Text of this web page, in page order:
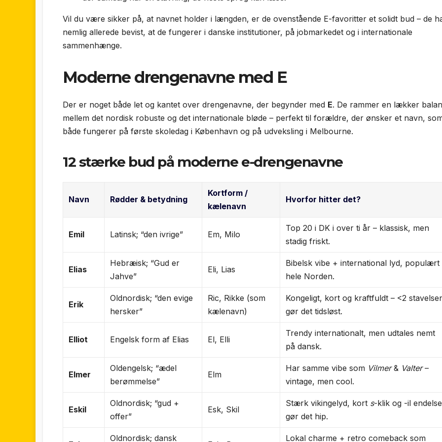
Vil du være sikker på, at navnet holder i længden, er de ovenstående E-favoritter et solidt bud – de
nemlig allerede bevist, at de fungerer i danske institutioner, på jobmarkedet og i internationale
sammenhænge.
Moderne drengenavne med E
Der er noget både let og kantet over drengenavne, der begynder med E. De rammer en lækker
mellem det nordisk robuste og det internationale bløde – perfekt til forældre, der ønsker et navn,
både fungerer på første skoledag i København og på udveksling i Melbourne.
12 stærke bud på moderne e-drengenavne
Navn Rødder & betydning
Kortform /
kælenavn
Hvorfor hitter det?
Emil Latinsk; “den ivrige” Em, Milo
Top 20 i DK i over ti år – klassisk, men
stadig friskt.
Elias
Hebræisk; “Gud er
Jahve”
Eli, Lias
Bibelsk vibe + international lyd, populært
hele Norden.
Erik
Oldnordisk; “den evige
hersker”
Ric, Rikke (som
kælenavn)
Kongeligt, kort og kraftfuldt – <2 stavelser
gør det tidsløst.
Elliot Engelsk form af Elias El, Elli
Trendy internationalt, men udtales nemt
på dansk.
Elmer
Oldengelsk; “ædel
berømmelse”
Elm
Har samme vibe som Vilmer& Valter–
vintage, men cool.
Eskil
Oldnordisk; “gud +
offer”
Esk, Skil
Stærk vikingelyd, kort s-klik og -il endelse
gør det hip.
Oldnordisk; dansk Lokal charme + retro comeback som